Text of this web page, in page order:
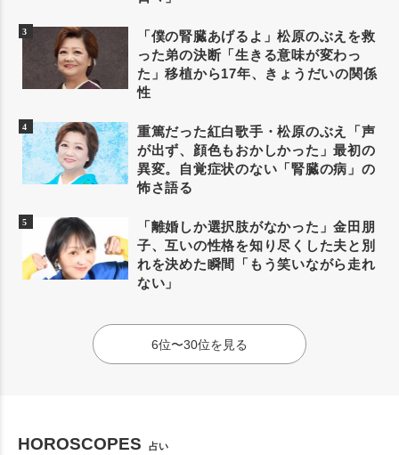
「僕の腎臓あげるよ」松原のぶえを救
った弟の決断「生きる意味が変わっ
た」移植から17年、きょうだいの関係
性
重篤だった紅白歌手・松原のぶえ「声
が出ず、顔色もおかしかった」最初の
異変。自覚症状のない「腎臓の病」の
怖さ語る
「離婚しか選択肢がなかった」金田朋
子、互いの性格を知り尽くした夫と別
れを決めた瞬間「もう笑いながら走れ
ない」
6位〜30位を見る
HOROSCOPES 占い